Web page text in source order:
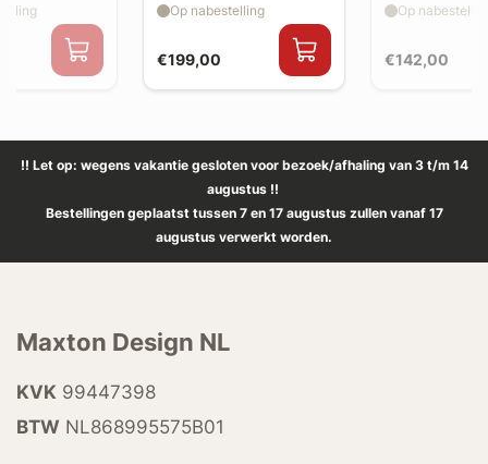
bumper)
€199,00
Op nabestelling
€142,00
Op
!! Let op: wegens vakantie gesloten voor bezoek/afhaling van 3 t/m 14
augustus !!
Bestellingen geplaatst tussen 7 en 17 augustus zullen vanaf 17
augustus verwerkt worden.
Maxton Design NL
KVK 99447398
BTW NL868995575B01